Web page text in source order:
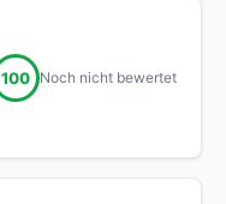
100 Noch nicht bewertet